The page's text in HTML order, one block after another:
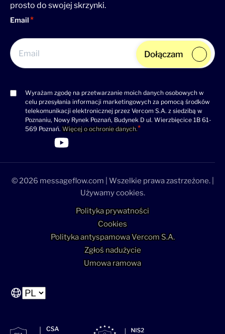
prosto do swojej skrzynki.
Email
Consent
(wymagane)
Wyrażam zgodę na przetwarzanie moich danych osobowych w
celu przesyłania informacji marketingowych za pomocą środków
telekomunikacji elektronicznej przez Vercom S.A. z siedzibą w
Poznaniu, Nowy Rynek Poznań, Budynek D ul. Wierzbięcice 1B 61-
569 Poznań.Więcej o ochronie danych.
Dołączam
>Link do profilu LinkedIn
>Link do profilu Facebook
>Link do profilu YouTube
>Link do profilu YouTube
© 2026 messageflow.com | Wszelkie prawa zastrzeżone. |
Używamy cookies.
Polityka prywatności
Cookies
Polityka antyspamowa Vercom S.A.
Zgłoś nadużycie
Umowa ramowa